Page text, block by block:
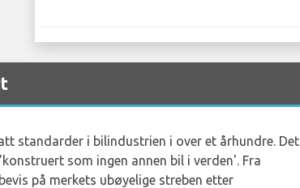
standarder i bilindustrien i over et århundre. Det
som ingen annen bil i verden'. Fra
på merkets ubøyelige streben etter